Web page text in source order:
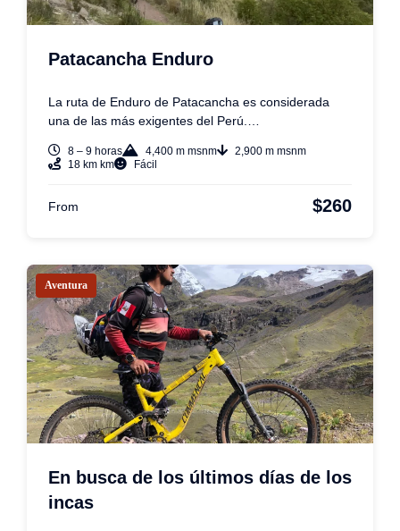
Patacancha Enduro
La ruta de Enduro de Patacancha es considerada
una de las más exigentes del Perú.…
8 – 9 horas 4,400 m msnm
2,900 m msnm
18 km km
Fácil
From $260
Aventura
En busca de los últimos días de los
incas